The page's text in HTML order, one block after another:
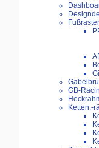
GB-
Ketten,-